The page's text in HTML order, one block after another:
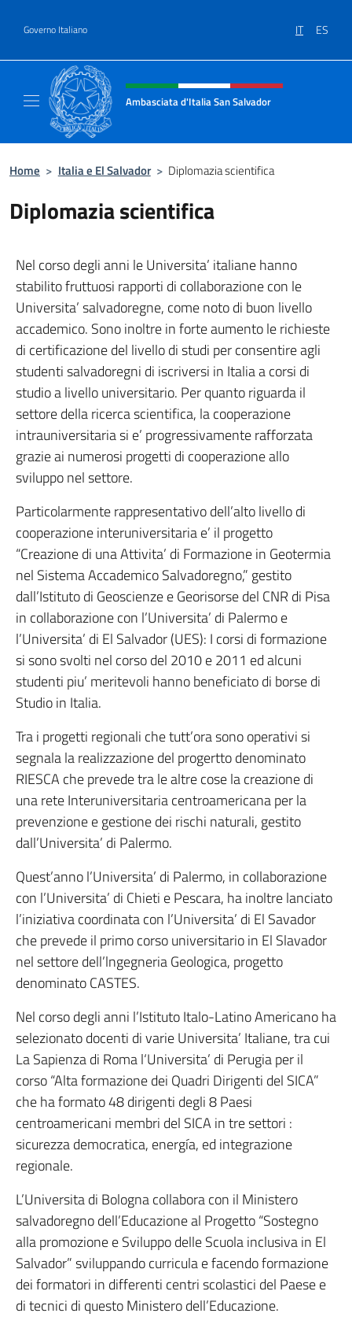
Governo Italiano IT ES
Intestazione sito, social e menù
Ambasciata d'Italia San Salvador
Home > Italia e El Salvador > Diplomazia scientifica
Diplomazia scientifica
Nel corso degli anni le Universita’ italiane hanno
stabilito fruttuosi rapporti di collaborazione con le
Universita’ salvadoregne, come noto di buon livello
accademico. Sono inoltre in forte aumento le richieste
di certificazione del livello di studi per consentire agli
studenti salvadoregni di iscriversi in Italia a corsi di
studio a livello universitario. Per quanto riguarda il
settore della ricerca scientifica, la cooperazione
intrauniversitaria si e’ progressivamente rafforzata
grazie ai numerosi progetti di cooperazione allo
sviluppo nel settore.
Particolarmente rappresentativo dell’alto livello di
cooperazione interuniversitaria e’ il progetto
“Creazione di una Attivita’ di Formazione in Geotermia
nel Sistema Accademico Salvadoregno,” gestito
dall’Istituto di Geoscienze e Georisorse del CNR di Pisa
in collaborazione con l’Universita’ di Palermo e
l’Universita’ di El Salvador (UES): I corsi di formazione
si sono svolti nel corso del 2010 e 2011 ed alcuni
studenti piu’ meritevoli hanno beneficiato di borse di
Studio in Italia.
Tra i progetti regionali che tutt’ora sono operativi si
segnala la realizzazione del progertto denominato
RIESCA che prevede tra le altre cose la creazione di
una rete Interuniversitaria centroamericana per la
prevenzione e gestione dei rischi naturali, gestito
dall’Universita’ di Palermo.
Quest’anno l’Universita’ di Palermo, in collaborazione
con l’Universita’ di Chieti e Pescara, ha inoltre lanciato
l’iniziativa coordinata con l’Universita’ di El Savador
che prevede il primo corso universitario in El Slavador
nel settore dell’lngegneria Geologica, progetto
denominato CASTES.
Nel corso degli anni l’Istituto Italo-Latino Americano ha
selezionato docenti di varie Universita’ Italiane, tra cui
La Sapienza di Roma l‘Universita’ di Perugia per il
corso “Alta formazione dei Quadri Dirigenti del SICA”
che ha formato 48 dirigenti degli 8 Paesi
centroamericani membri del SICA in tre settori :
sicurezza democratica, energía, ed integrazione
regionale.
L’Universita di Bologna collabora con il Ministero
salvadoregno dell’Educazione al Progetto “Sostegno
alla promozione e Sviluppo delle Scuola inclusiva in El
Salvador” sviluppando curricula e facendo formazione
dei formatori in differenti centri scolastici del Paese e
di tecnici di questo Ministero dell’Educazione.